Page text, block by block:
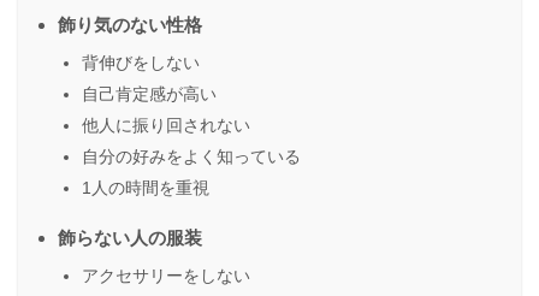
飾り気のない性格
背伸びをしない
自己肯定感が高い
他人に振り回されない
自分の好みをよく知っている
1人の時間を重視
飾らない人の服装
アクセサリーをしない